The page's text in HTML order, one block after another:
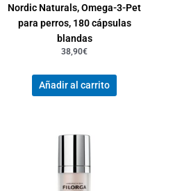
Nordic Naturals, Omega-3-Pet
para perros, 180 cápsulas
blandas
38,90€
Añadir al carrito